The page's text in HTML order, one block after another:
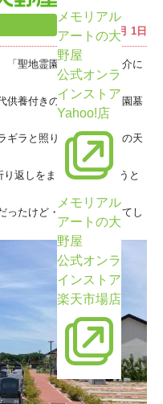
メモリアル
アートの大
野屋
公式オンラ
インストア
Yahoo!店
メモリアル
アートの大
野屋
公式オンラ
インストア
楽天市場店
2026年6月 1日
「聖地霊園未来」のご紹介に
供養付きの宗教不問の公園墓
ギラと照り付け、真夏日の天
返しをまもなく迎えようと
ったけど・・・、と思ってし